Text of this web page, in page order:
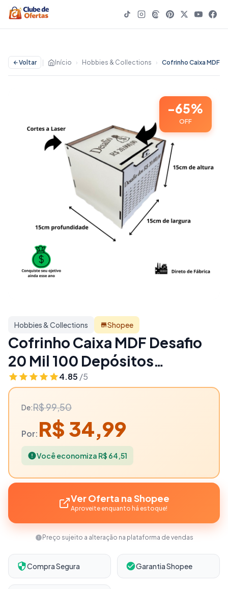
Voltar Início › Hobbies & Collections ›
-65%
OFF
Hobbies & Collections Shopee
Cofrinho Caixa MDF Desafio
20 Mil 100 Depósitos
Organizador de Economia
Acompanhe Progresso - 65%
OFF | Hobbies & Collections
4.85 /5
De:R$ 99,50
Por: R$ 34,99
Você economiza R$ 64,51
Ver Oferta na Shopee
Aproveite enquanto há estoque!
Preço sujeito a alteração na plataforma de vendas
Compra Segura Garantia Shopee